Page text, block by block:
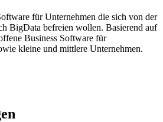
für Unternehmen die sich von der
BigData befreien wollen. Basierend auf
Business Software für
kleine und mittlere Unternehmen.